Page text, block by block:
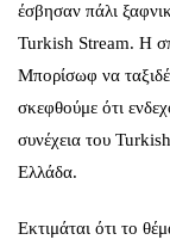
έσβησαν πάλι
Turkish Stream. Η
Μπορίσωφ να
σκεφθούμε ότι
συνέχεια του
Ελλάδα.
Εκτιμάται ότι το